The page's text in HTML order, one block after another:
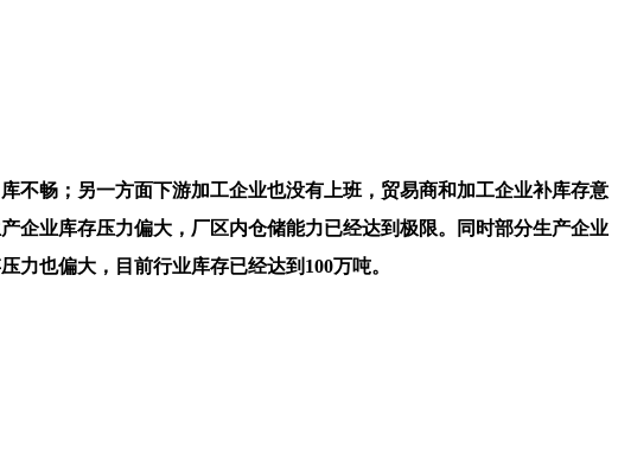
畅；另一方面下游加工企业也没有上班，贸易商和加工企业补库存意
企业库存压力偏大，厂区内仓储能力已经达到极限。同时部分生产企业
也偏大，目前行业库存已经达到100万吨。